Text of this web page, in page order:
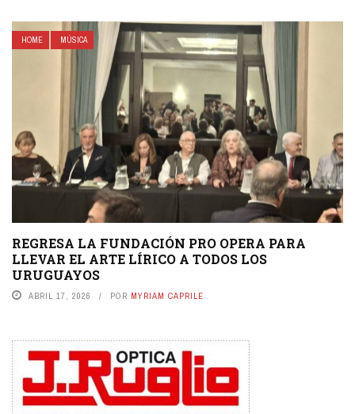
HOME MÚSICA
REGRESA LA FUNDACIÓN PRO OPERA PARA
LLEVAR EL ARTE LÍRICO A TODOS LOS
URUGUAYOS
ABRIL 17, 2026 POR MYRIAM CAPRILE